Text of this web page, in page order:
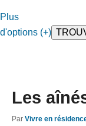
Plus
d'options (+)
Les
Par Vivre en